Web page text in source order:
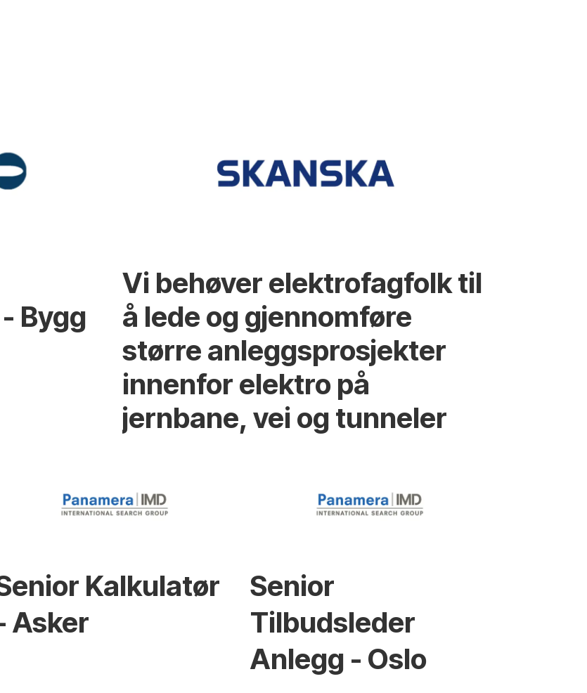
Bygg
Vi behøver elektrofagfolk til
å lede og gjennomføre
større anleggsprosjekter
innenfor elektro på
jernbane, vei og tunneler
Kalkulatør
Asker
Senior
Tilbudsleder
Anlegg - Oslo